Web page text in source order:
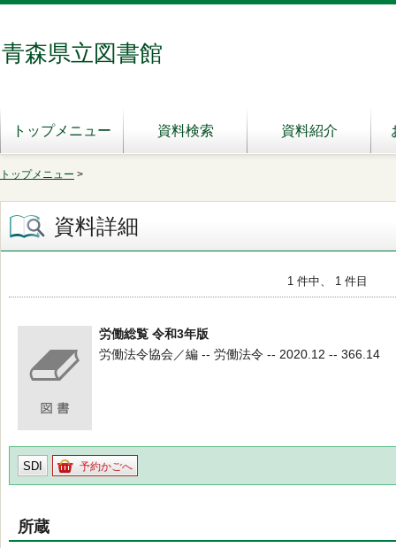
青森県立図書館
トップメニュー 資料検索 資料紹介
トップメニュー >
資料詳細
1 件中、 1 件目
労働総覧 令和3年版
労働法令協会／編 -- 労働法令 -- 2020.12 -- 366.14
SDI 予約かごへ
所蔵